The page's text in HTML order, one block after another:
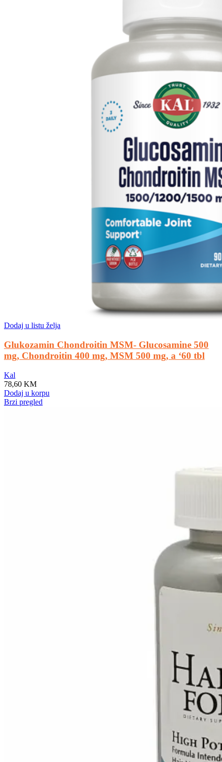
Dodaj u listu želja
Glukozamin Chondroitin MSM- Glucosamine 500
mg, Chondroitin 400 mg, MSM 500 mg, a ‘60 tbl
Kal
78,60 KM
Dodaj u korpu
Brzi pregled